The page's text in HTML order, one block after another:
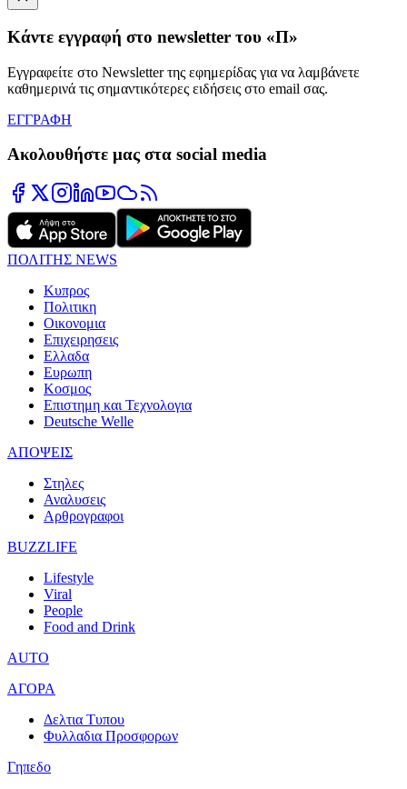
Κάντε εγγραφή στο newsletter του «Π»
Εγγραφείτε στο Newsletter της εφημερίδας για να λαμβάνετε
καθημερινά τις σημαντικότερες ειδήσεις στο email σας.
ΕΓΓΡΑΦΗ
Ακολουθήστε μας στα social media
ΠΟΛΙΤΗΣ NEWS
Κυπρος
Πολιτικη
Οικονομια
Επιχειρησεις
Ελλαδα
Ευρωπη
Κοσμος
Επιστημη και Τεχνολογια
Deutsche Welle
ΑΠΟΨΕΙΣ
Στηλες
Αναλυσεις
Αρθρογραφοι
BUZZLIFE
Lifestyle
Viral
People
Food and Drink
AUTO
ΑΓΟΡΑ
Δελτια Τυπου
Φυλλαδια Προσφορων
Γηπεδο